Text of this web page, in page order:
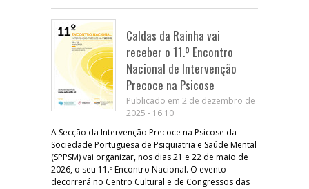
Caldas da Rainha vai
receber o 11.º Encontro
Nacional de Intervenção
Precoce na Psicose
Publicado em 2 de dezembro de
2025 - 16:10
A Secção da Intervenção Precoce na Psicose da
Sociedade Portuguesa de Psiquiatria e Saúde Mental
(SPPSM) vai organizar, nos dias 21 e 22 de maio de
2026, o seu 11.º Encontro Nacional. O evento
decorrerá no Centro Cultural e de Congressos das